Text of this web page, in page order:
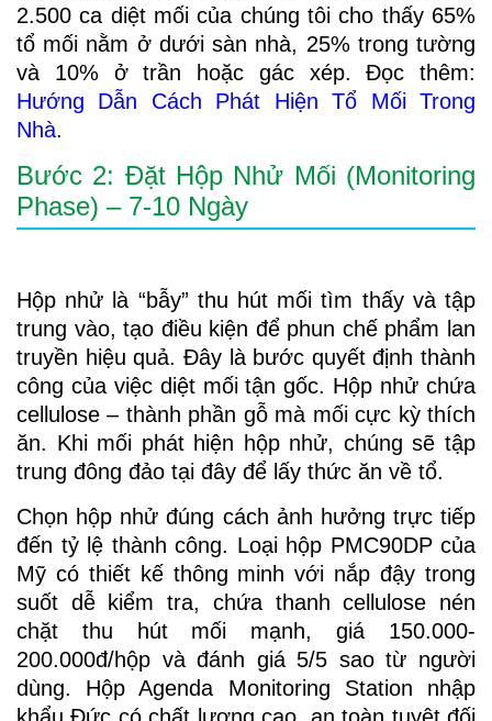
2.500 ca diệt mối của chúng tôi cho thấy 65%
tổ mối nằm ở dưới sàn nhà, 25% trong tường
và 10% ở trần hoặc gác xép. Đọc thêm:
Hướng Dẫn Cách Phát Hiện Tổ Mối Trong
Nhà.
Bước 2: Đặt Hộp Nhử Mối (Monitoring
Phase) – 7-10 Ngày
Hộp nhử là “bẫy” thu hút mối tìm thấy và tập
trung vào, tạo điều kiện để phun chế phẩm lan
truyền hiệu quả. Đây là bước quyết định thành
công của việc diệt mối tận gốc. Hộp nhử chứa
cellulose – thành phần gỗ mà mối cực kỳ thích
ăn. Khi mối phát hiện hộp nhử, chúng sẽ tập
trung đông đảo tại đây để lấy thức ăn về tổ.
Chọn hộp nhử đúng cách ảnh hưởng trực tiếp
đến tỷ lệ thành công. Loại hộp PMC90DP của
Mỹ có thiết kế thông minh với nắp đậy trong
suốt dễ kiểm tra, chứa thanh cellulose nén
chặt thu hút mối mạnh, giá 150.000-
200.000đ/hộp và đánh giá 5/5 sao từ người
dùng. Hộp Agenda Monitoring Station nhập
khẩu Đức có chất lượng cao, an toàn tuyệt đối